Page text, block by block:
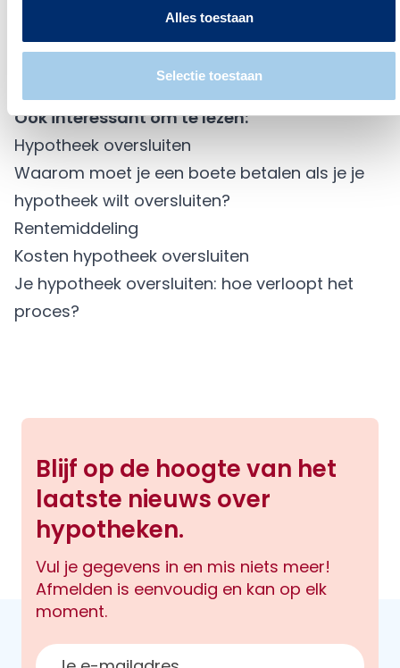
Alles toestaan
Selectie toestaan
Maak een afspraak
Ook interessant om te lezen:
Hypotheek oversluiten
Waarom moet je een boete betalen als je je
hypotheek wilt oversluiten?
Rentemiddeling
Kosten hypotheek oversluiten
Je hypotheek oversluiten: hoe verloopt het
proces?
Blijf op de hoogte van het
laatste nieuws over
hypotheken.
Vul je gegevens in en mis niets meer!
Afmelden is eenvoudig en kan op elk
moment.
E-mailadres